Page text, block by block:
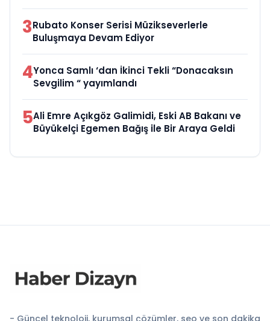
3Rubato Konser Serisi Müzikseverlerle
Buluşmaya Devam Ediyor
4Yonca Samlı ‘dan İkinci Tekli “Donacaksın
Sevgilim “ yayımlandı
5Ali Emre Açıkgöz Galimidi, Eski AB Bakanı ve
Büyükelçi Egemen Bağış ile Bir Araya Geldi